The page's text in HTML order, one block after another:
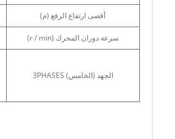
أقصى ارتفاع الرفع (م)
سرعة دوران المحرك (r / min)
الجهد (الخامس) 3PHASES